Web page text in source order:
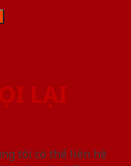
LẠI
tôi có thể liên hệ